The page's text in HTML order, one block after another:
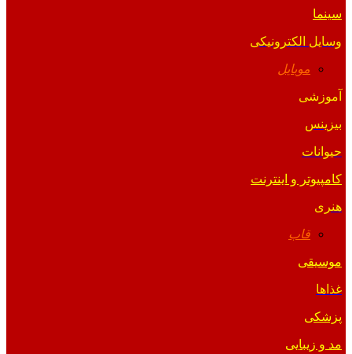
سینما
وسایل الکترونیکی
موبایل
آموزشی
بیزینس
حیوانات
کامپیوتر و اینترنت
هنری
قاب
موسیقی
غذاها
پزشکی
مد و زیبایی